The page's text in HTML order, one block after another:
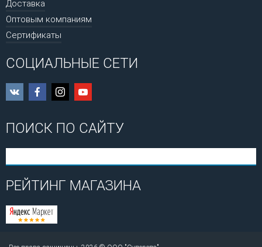
Доставка
Оптовым компаниям
Сертификаты
СОЦИАЛЬНЫЕ СЕТИ
ПОИСК ПО САЙТУ
РЕЙТИНГ МАГАЗИНА